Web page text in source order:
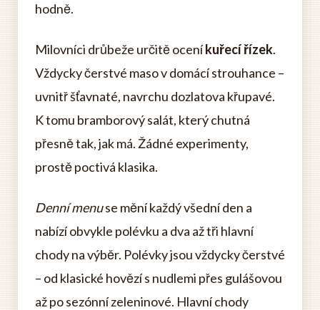
hodně.
Milovníci drůbeže určitě oceníkuřecí řízek.
Vždycky čerstvé maso v domácí strouhance –
uvnitř šťavnaté, navrchu dozlatova křupavé.
K tomu bramborový salát, který chutná
přesně tak, jak má. Žádné experimenty,
prostě poctivá klasika.
Denní menuse mění každý všední den a
nabízí obvykle polévku a dva až tři hlavní
chody na výběr. Polévky jsou vždycky čerstvé
– od klasické hovězí s nudlemi přes gulášovou
až po sezónní zeleninové. Hlavní chody